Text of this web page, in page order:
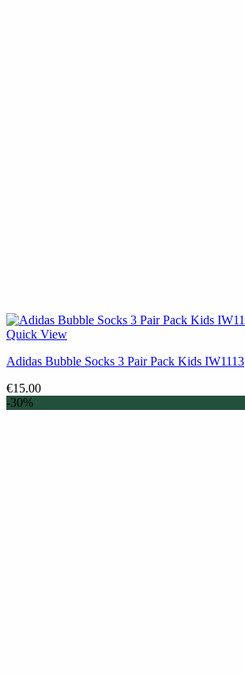
Quick View
Adidas Bubble Socks 3 Pair Pack Kids IW1113
€15.00
-30%